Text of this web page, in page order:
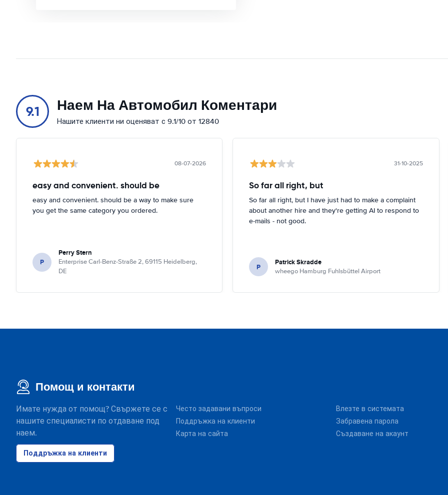
9.1 Наем На Автомобил Коментари
Нашите клиенти ни оценяват с 9.1/10 от 12840
08-07-2026
easy and convenient. should be
easy and convenient. should be a way to make sure
you get the same category you ordered.
P
Perry Stern
Enterprise Carl-Benz-Straße 2, 69115 Heidelberg,
DE
31-10-2025
So far all right, but
So far all right, but I have just had to make a complaint
about another hire and they're getting AI to respond to
e-mails - not good.
P Patrick Skradde
wheego Hamburg Fuhlsbüttel Airport
Помощ и контакти
Имате нужда от помощ? Свържете се с
нашите специалисти по отдаване под
наем.
Поддръжка на клиенти
Често задавани въпроси
Поддръжка на клиенти
Карта на сайта
Влезте в системата
Забравена парола
Създаване на акаунт